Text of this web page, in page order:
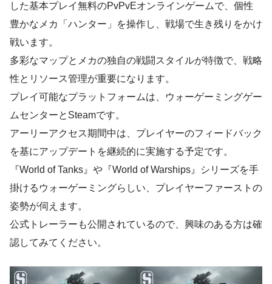
した基本プレイ無料のPvPvEオンラインゲームで、個性
豊かなメカ「ハンター」を操作し、戦場で生き残りをかけ
戦います。
多彩なマップとメカの独自の戦闘スタイルが特徴で、戦略
性とリソース管理が重要になります。
プレイ可能なプラットフォームは、ウォーゲーミングゲー
ムセンターとSteamです。
アーリーアクセス期間中は、プレイヤーのフィードバック
を基にアップデートを継続的に実施する予定です。
『World of Tanks』や『World of Warships』シリーズを手
掛けるウォーゲーミングらしい、プレイヤーファーストの
姿勢が伺えます。
公式トレーラーも公開されているので、興味のある方は確
認してみてください。